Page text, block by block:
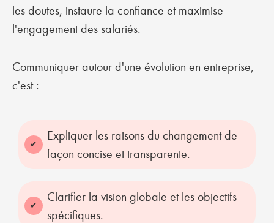
les doutes, instaure la confiance et maximise
l'engagement des salariés.
Communiquer autour d'une évolution en entreprise,
c'est :
Expliquer les raisons du changement de
façon concise et transparente.
Clarifier la vision globale et les objectifs
spécifiques.